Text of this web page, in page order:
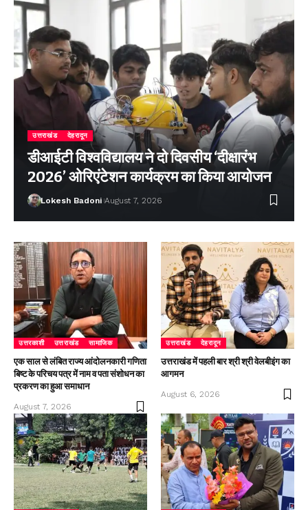
उत्तराखंड देहरादून
डीआईटी विश्वविद्यालय ने दो दिवसीय ‘दीक्षारंभ
2026’ ओरिएंटेशन कार्यक्रम का किया आयोजन
Lokesh Badoni August 7, 2026
उत्तरकाशी उत्तराखंड सामाजिक
एक साल से लंबित राज्य आंदोलनकारी गणिता
बिष्ट के परिचय पत्र में नाम व पता संशोधन का
प्रकरण का हुआ समाधान
August 7, 2026
उत्तराखंड देहरादून
उत्तराखंड में पहली बार श्री श्री वेलबीइंग का
आगमन
August 6, 2026